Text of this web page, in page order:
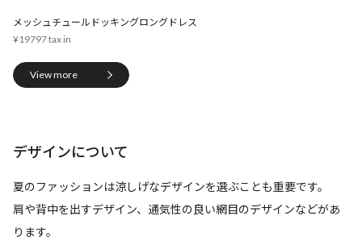
メッシュチュールドッキングロングドレス
¥19797
View more
デザインについて
夏のファッションは涼しげなデザインを選ぶことも重要です。
肩や背中を出すデザイン、通気性の良い網目のデザインなどがあ
ります。